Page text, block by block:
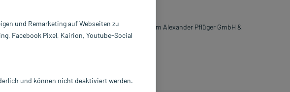
Versandkosten
Homöopathisches Laboratorium Alexander Pflüger GmbH &
Co. KG
und Remarketing auf Webseiten zu
Facebook Pixel, Kairion, Youtube-Social
und können nicht deaktiviert werden.